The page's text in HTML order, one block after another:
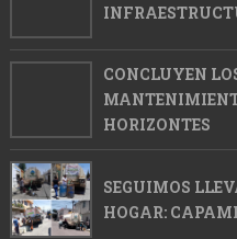
CONCLUYEN
HORIZONTES
SEGUIMOS
HOGAR: